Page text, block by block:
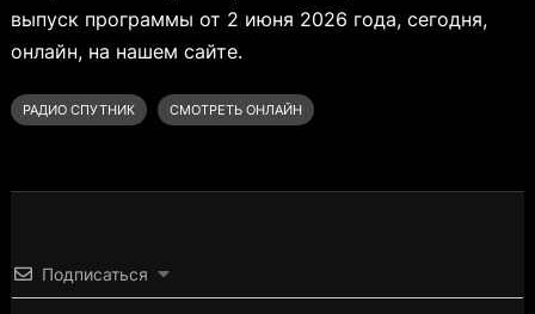
выпуск программы от 2 июня 2026 года, сегодня,
онлайн, на нашем сайте.
РАДИО СПУТНИК СМОТРЕТЬ ОНЛАЙН
Подписаться